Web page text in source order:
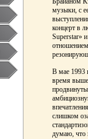
музыки, с
концерт в
Superstar»
В мае 1993
время
слишком
думаю, что